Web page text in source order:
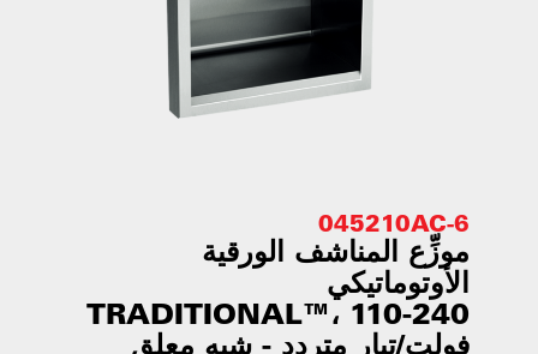
045210AC-6
موزِّع المناشف الورقية
الأوتوماتيكي
TRADITIONAL™، 110-240
فولت/تيار متردد - شبه معلق